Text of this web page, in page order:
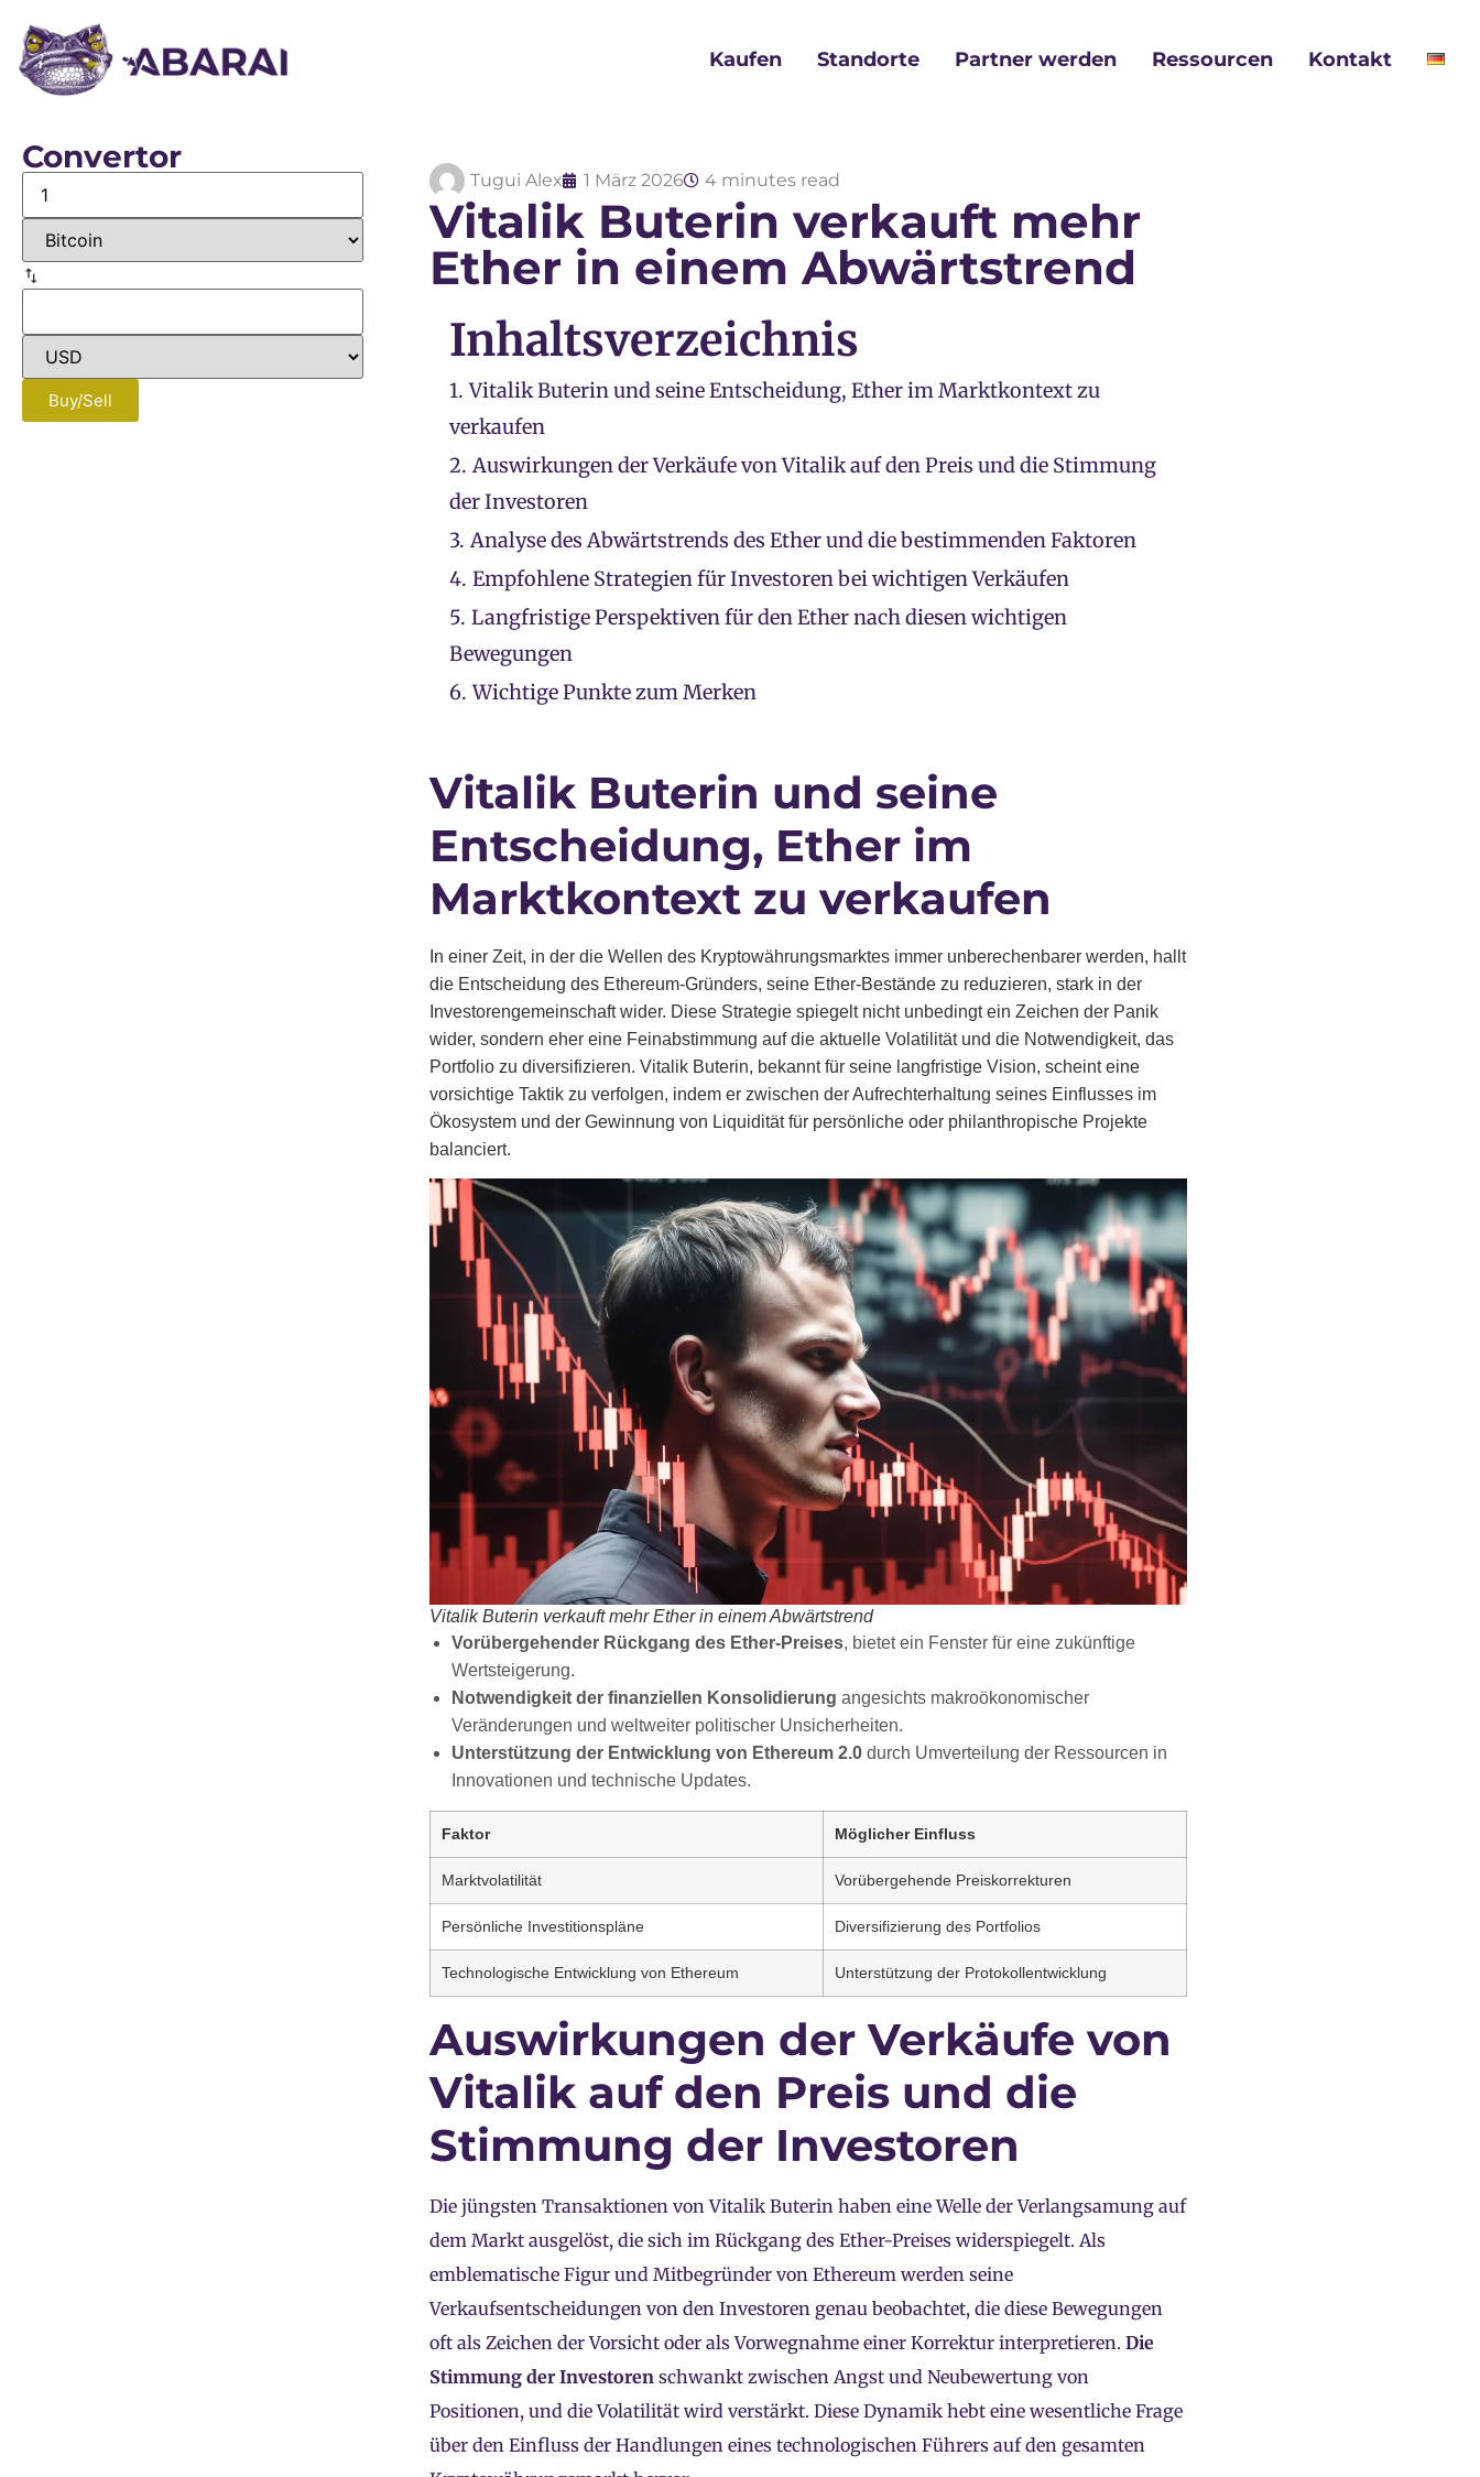
Kaufen Standorte Partner werden Ressourcen Kontakt
Convertor
Buy/Sell
Tugui Alex 1 März 2026 4 minutes read
Vitalik Buterin verkauft mehr
Ether in einem Abwärtstrend
Inhaltsverzeichnis
1. Vitalik Buterin und seine Entscheidung, Ether im Marktkontext zu
verkaufen
2. Auswirkungen der Verkäufe von Vitalik auf den Preis und die Stimmung
der Investoren
3. Analyse des Abwärtstrends des Ether und die bestimmenden Faktoren
4. Empfohlene Strategien für Investoren bei wichtigen Verkäufen
5. Langfristige Perspektiven für den Ether nach diesen wichtigen
Bewegungen
6. Wichtige Punkte zum Merken
Vitalik Buterin und seine
Entscheidung, Ether im
Marktkontext zu verkaufen
In einer Zeit, in der die Wellen des Kryptowährungsmarktes immer unberechenbarer werden, hallt
die Entscheidung des Ethereum-Gründers, seine Ether-Bestände zu reduzieren, stark in der
Investorengemeinschaft wider. Diese Strategie spiegelt nicht unbedingt ein Zeichen der Panik
wider, sondern eher eine Feinabstimmung auf die aktuelle Volatilität und die Notwendigkeit, das
Portfolio zu diversifizieren. Vitalik Buterin, bekannt für seine langfristige Vision, scheint eine
vorsichtige Taktik zu verfolgen, indem er zwischen der Aufrechterhaltung seines Einflusses im
Ökosystem und der Gewinnung von Liquidität für persönliche oder philanthropische Projekte
balanciert.
Vitalik Buterin verkauft mehr Ether in einem Abwärtstrend
Vorübergehender Rückgang des Ether-Preises, bietet ein Fenster für eine zukünftige
Wertsteigerung.
Notwendigkeit der finanziellen Konsolidierung angesichts makroökonomischer
Veränderungen und weltweiter politischer Unsicherheiten.
Unterstützung der Entwicklung von Ethereum 2.0 durch Umverteilung der Ressourcen in
Innovationen und technische Updates.
Faktor Möglicher Einfluss
Marktvolatilität Vorübergehende Preiskorrekturen
Persönliche Investitionspläne Diversifizierung des Portfolios
Technologische Entwicklung von Ethereum Unterstützung der Protokollentwicklung
Auswirkungen der Verkäufe von
Vitalik auf den Preis und die
Stimmung der Investoren
Die jüngsten Transaktionen von Vitalik Buterin haben eine Welle der Verlangsamung auf
dem Markt ausgelöst, die sich im Rückgang des Ether-Preises widerspiegelt. Als
emblematische Figur und Mitbegründer von Ethereum werden seine
Verkaufsentscheidungen von den Investoren genau beobachtet, die diese Bewegungen
oft als Zeichen der Vorsicht oder als Vorwegnahme einer Korrektur interpretieren. Die
Stimmung der Investoren schwankt zwischen Angst und Neubewertung von
Positionen, und die Volatilität wird verstärkt. Diese Dynamik hebt eine wesentliche Frage
über den Einfluss der Handlungen eines technologischen Führers auf den gesamten